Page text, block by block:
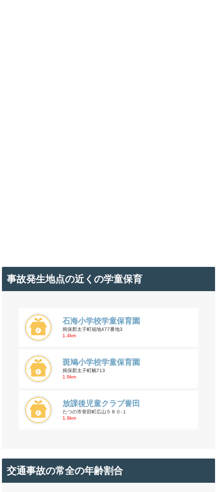
事故発生地点の近くの学童保育
石海小学校学童保育園
揖保郡太子町福地477番地3
1.4km
斑鳩小学校学童保育園
揖保郡太子町鵤713
1.9km
放課後児童クラブ誉田
たつの市誉田町広山５８０-１
1.9km
交通事故の常全の年齢割合